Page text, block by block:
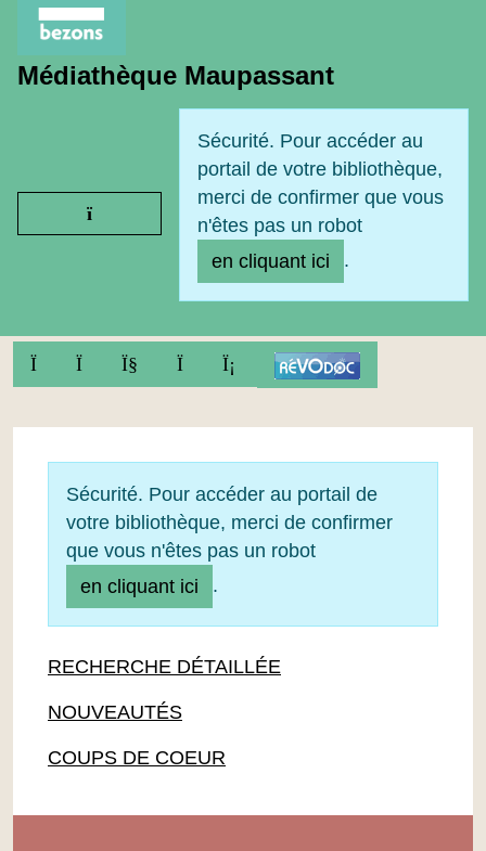
Médiathèque Maupassant
Ouvrir le menu
Sécurité. Pour accéder au
portail de votre bibliothèque,
merci de confirmer que vous
n'êtes pas un robot
en cliquant ici
.
FACEBOOK
TWITTERYOUTUBEINSTAGRAM
LINKEDIN
Sécurité. Pour accéder au portail de
votre bibliothèque, merci de confirmer
que vous n'êtes pas un robot
en cliquant ici
.
RECHERCHE DÉTAILLÉE
NOUVEAUTÉS
COUPS DE COEUR